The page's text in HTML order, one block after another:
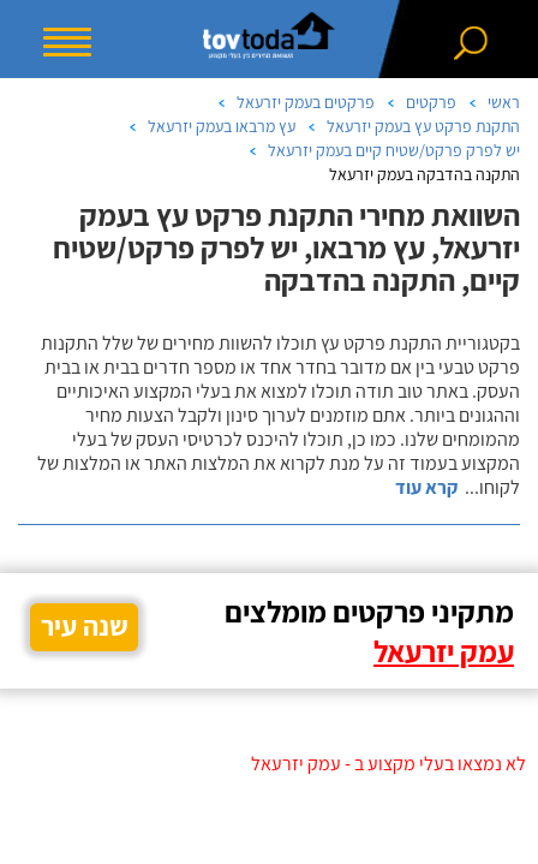
ראשי פרקטים
פרקטים בעמק יזרעאל
התקנת פרקט עץ בעמק יזרעאל
עץ מרבאו בעמק יזרעאל
יש לפרק פרקט/שטיח קיים בעמק יזרעאל
התקנה בהדבקה בעמק יזרעאל
השוואת מחירי התקנת פרקט עץ בעמק
יזרעאל, עץ מרבאו, יש לפרק פרקט/שטיח
קיים, התקנה בהדבקה
בקטגוריית התקנת פרקט עץ תוכלו להשוות מחירים של שלל התקנות
פרקט טבעי בין אם מדובר בחדר אחד או מספר חדרים בבית או בבית
העסק. באתר טוב תודה תוכלו למצוא את בעלי המקצוע האיכותיים
וההגונים ביותר. אתם מוזמנים לערוך סינון ולקבל הצעות מחיר
מהמומחים שלנו. כמו כן, תוכלו להיכנס לכרטיסי העסק של בעלי
המקצוע בעמוד זה על מנת לקרוא את המלצות האתר או המלצות של
לקוחו... קרא עוד
מתקיני פרקטים מומלצים
עמק יזרעאל
שנה עיר
לא נמצאו בעלי מקצוע ב - עמק יזרעאל